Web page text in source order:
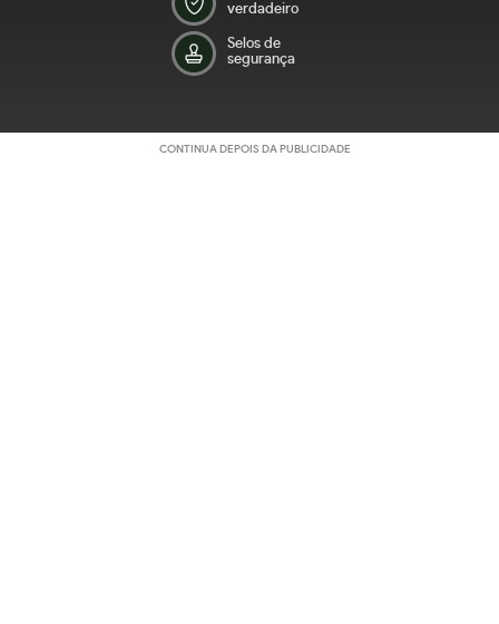
verdadeiro
Selos de
segurança
CONTINUA DEPOIS DA PUBLICIDADE